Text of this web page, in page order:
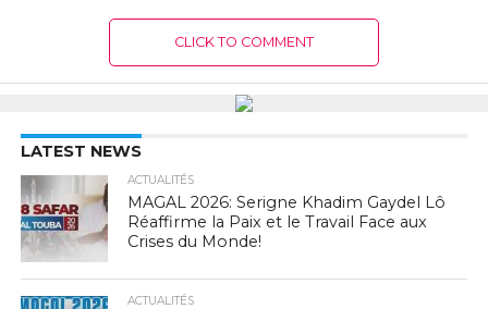
CLICK TO COMMENT
LATEST NEWS
ACTUALITÉS
MAGAL 2026: Serigne Khadim Gaydel Lô
Réaffirme la Paix et le Travail Face aux
Crises du Monde!
ACTUALITÉS